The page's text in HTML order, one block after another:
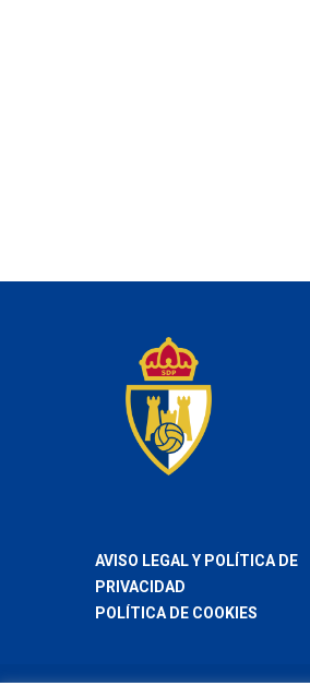
AVISO LEGAL Y POLÍTICA DE
PRIVACIDAD
POLÍTICA DE COOKIES